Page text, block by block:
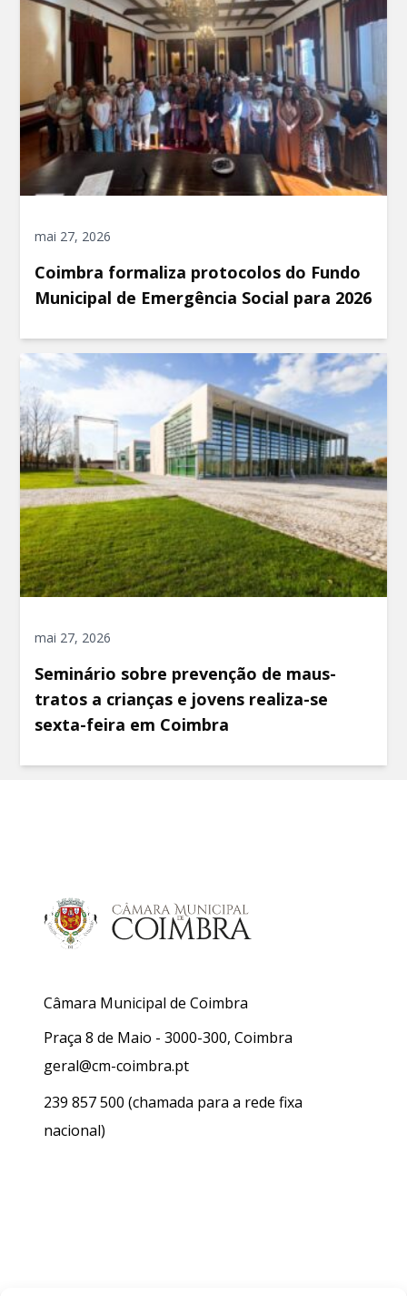
mai 27, 2026
Coimbra formaliza protocolos do Fundo
Municipal de Emergência Social para 2026
mai 27, 2026
Seminário sobre prevenção de maus-
tratos a crianças e jovens realiza-se
sexta-feira em Coimbra
Câmara Municipal de Coimbra
Praça 8 de Maio - 3000-300, Coimbra
geral@cm-coimbra.pt
239 857 500 (chamada para a rede fixa
nacional)